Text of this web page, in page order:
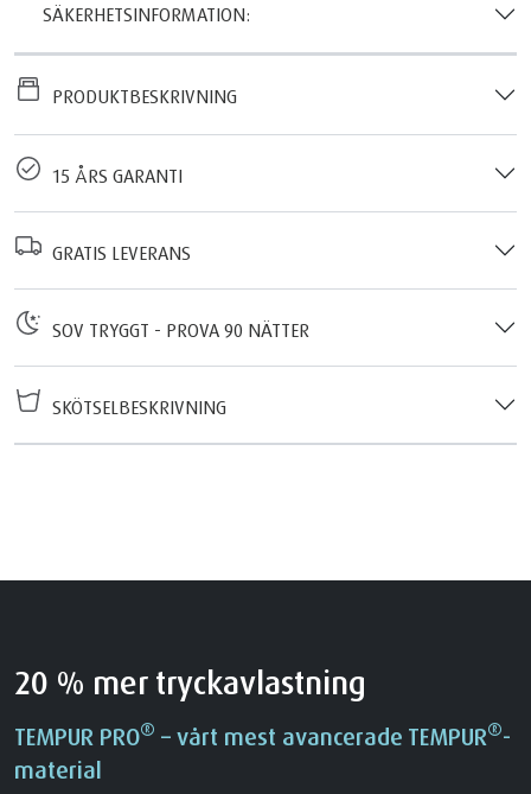
SÄKERHETSINFORMATION:
PRODUKTBESKRIVNING
15 ÅRS GARANTI
GRATIS LEVERANS
SOV TRYGGT - PROVA 90 NÄTTER
SKÖTSELBESKRIVNING
20 % mer tryckavlastning
TEMPUR PRO® – vårt mest avancerade TEMPUR®-
material